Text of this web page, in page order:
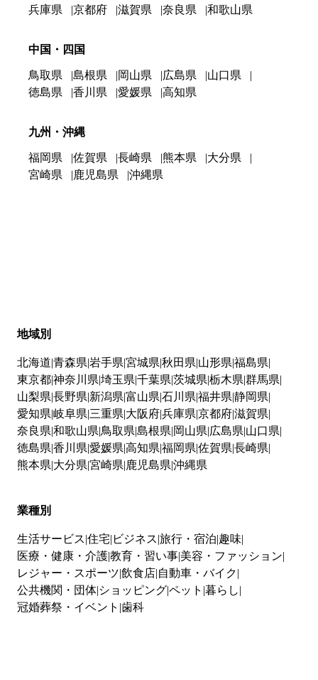
兵庫県
京都府 滋賀県 奈良県 和歌山県
中国・四国
鳥取県 島根県 岡山県 広島県
山口県
徳島県
香川県 愛媛県 高知県
九州・沖縄
福岡県 佐賀県 長崎県 熊本県
大分県
宮崎県
鹿児島県 沖縄県
地域別
北海道 青森県 岩手県 宮城県 秋田県 山形県 福島県
東京都神奈川県 埼玉県 千葉県 茨城県 栃木県 群馬県
山梨県 長野県 新潟県 富山県 石川県 福井県 静岡県
愛知県 岐阜県 三重県 大阪府兵庫県 京都府滋賀県
奈良県 和歌山県 鳥取県 島根県 岡山県 広島県 山口県
徳島県 香川県 愛媛県 高知県 福岡県 佐賀県 長崎県
熊本県 大分県 宮崎県 鹿児島県 沖縄県
業種別
生活サービス 住宅 ビジネス 旅行・宿泊 趣味
医療・健康・介護教育・習い事 美容・ファッション
レジャー・スポーツ 飲食店 自動車・バイク
公共機関・団体 ショッピングペット 暮らし
冠婚葬祭・イベント 歯科